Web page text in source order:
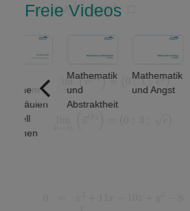
Freie Videos
Mathematik
und
Abstraktheit
Mathematik
und Angst